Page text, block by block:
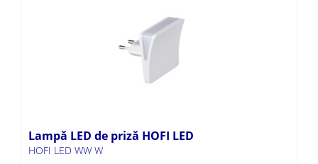
Lampă LED de priză HOFI LED
HOFI LED WW W